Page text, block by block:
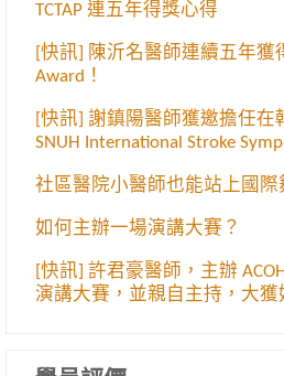
TCTAP 連五年得獎心得
[快訊] 陳沂名醫師連續五年獲
Award！
[快訊] 謝鎮陽醫師獲邀擔任在
SNUH International Stroke
社區醫院小醫師也能站上國際
如何主辦一場演講大賽？
[快訊] 許君豪醫師，主辦
演講大賽，並親自主持，大獲